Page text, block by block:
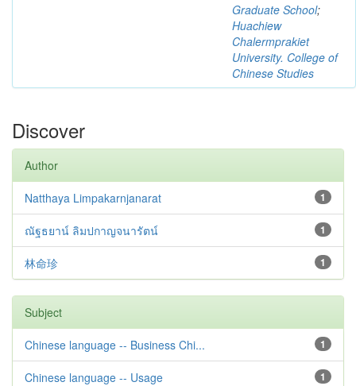
Graduate School;
Huachiew
Chalermprakiet
University. College of
Chinese Studies
Discover
Author
1
Natthaya Limpakarnjanarat
1
ณัฐธยาน์ ลิมปกาญจนารัตน์
1
林命珍
Subject
1
Chinese language -- Business Chi...
1
Chinese language -- Usage